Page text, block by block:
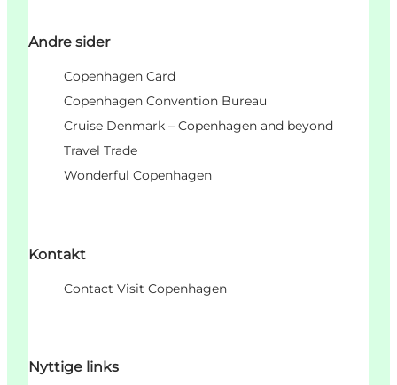
Andre sider
Copenhagen Card
Copenhagen Convention Bureau
Cruise Denmark – Copenhagen and beyond
Travel Trade
Wonderful Copenhagen
Kontakt
Contact Visit Copenhagen
Nyttige links